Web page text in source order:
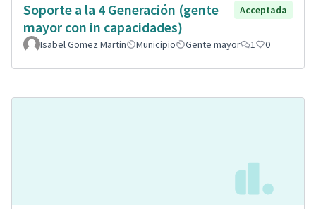
Soporte a la 4 Generación (gente
mayor con in capacidades)
Acceptada
Isabel Gomez Martin Municipio Gente mayor 1 0